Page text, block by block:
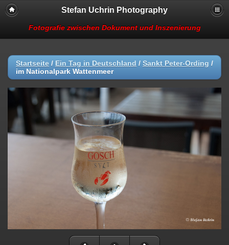
Stefan Uchrin Photography
Fotografie zwischen Dokument und Inszenierung
Startseite / Ein Tag in Deutschland / Sankt Peter-Ording /
im Nationalpark Wattenmeer